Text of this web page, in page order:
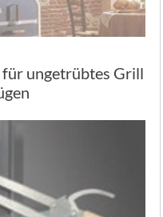
für ungetrübtes Grill